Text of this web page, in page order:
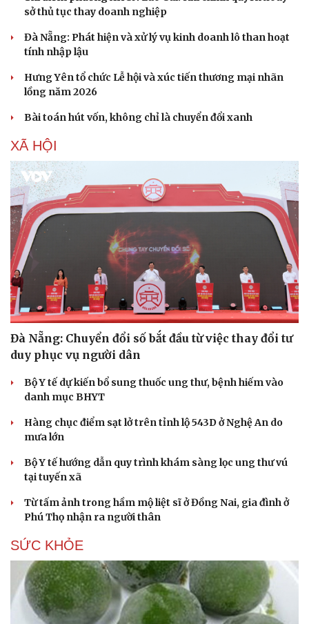
Du lịch
Tư vấn
Săn Tour
check-in
Câu chuyện thời sự
Đọc truyện đêm khuya
Cửa sổ tình yêu
Kể chuyện cho bé
sở thủ tục thay doanh nghiệp
Đà Nẵng: Phát hiện và xử lý vụ kinh doanh lô than hoạt
tính nhập lậu
Hưng Yên tổ chức Lễ hội và xúc tiến thương mại nhãn
lồng năm 2026
Bài toán hút vốn, không chỉ là chuyển đổi xanh
XÃ HỘI
Đà Nẵng: Chuyển đổi số bắt đầu từ việc thay đổi tư
duy phục vụ người dân
Bộ Y tế dự kiến bổ sung thuốc ung thư, bệnh hiếm vào
danh mục BHYT
Hàng chục điểm sạt lở trên tỉnh lộ 543D ở Nghệ An do
mưa lớn
Bộ Y tế hướng dẫn quy trình khám sàng lọc ung thư vú
tại tuyến xã
Từ tấm ảnh trong hầm mộ liệt sĩ ở Đồng Nai, gia đình ở
Phú Thọ nhận ra người thân
SỨC KHỎE